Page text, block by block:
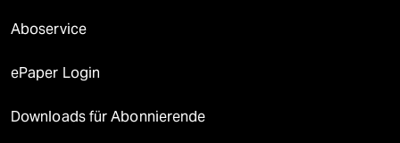
Aboservice
ePaper Login
Downloads für Abonnierende